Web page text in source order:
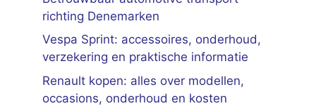
richting Denemarken
Vespa Sprint: accessoires, onderhoud,
verzekering en praktische informatie
Renault kopen: alles over modellen,
occasions, onderhoud en kosten